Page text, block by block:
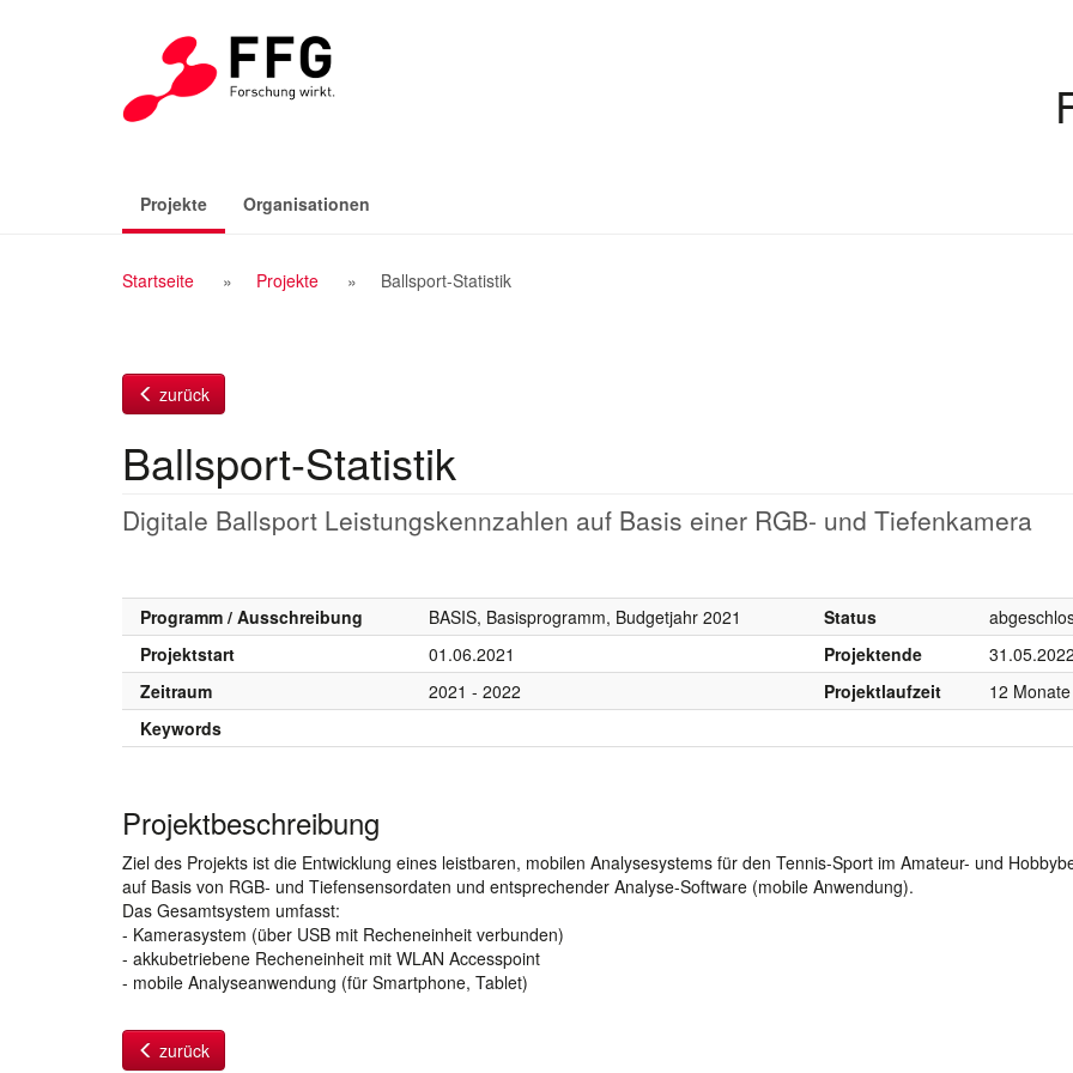
Projekte(aktiv)Organisationen
Breadcrumb
Startseite Projekte Ballsport-Statistik
zurück
Ballsport-Statistik
Digitale Ballsport Leistungskennzahlen auf Basis einer RGB- und Tiefenkamera
Programm / Ausschreibung BASIS, Basisprogramm, Budgetjahr 2021 Status
Projektstart
01.06.2021 Projektende
31.05.2022
Zeitraum
2021 - 2022 Projektlaufzeit
12 Monate
Keywords
Projektbeschreibung
Ziel des Projekts ist die Entwicklung eines leistbaren, mobilen Analysesystems für den Tennis-Sport im Amateur- und
auf Basis von RGB- und Tiefensensordaten und entsprechender Analyse-Software (mobile Anwendung).
Das Gesamtsystem umfasst:
- Kamerasystem (über USB mit Recheneinheit verbunden)
- akkubetriebene Recheneinheit mit WLAN Accesspoint
- mobile Analyseanwendung (für Smartphone, Tablet)
zurück